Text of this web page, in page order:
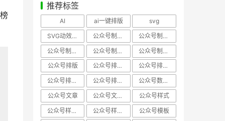
推荐标签
AI ai一键排版
svg
SVG动效样式
公众号制作、公众号排版
公众号制作、公众号模板
公众号制作、微信编辑器
公众号制作，公众号排版
公众号制作，公众号排版、微信编辑器
公众号排版
公众号排版，公众号模板
公众号排版，公众号素材
公众号排版，微信编辑器
公众号排版，排版样式
公众号数据分析
公众号文章
公众号文章、公众号运营
公众号样式
公众号样式，微信公众号排版
公众号样式，微信编辑器
公众号模板